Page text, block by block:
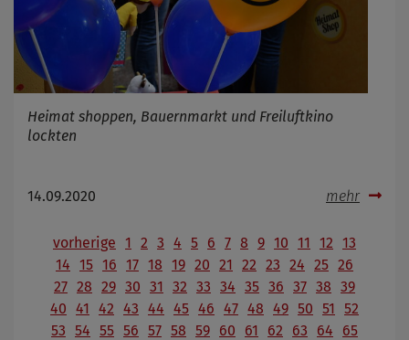
Heimat shoppen, Bauernmarkt und Freiluftkino
lockten
14.09.2020 mehr
vorherige 1 2 3 4 5 6 7 8 9 10 11 12 13
14 15 16 17 18 19 20 21 22 23 24 25 26
27 28 29 30 31 32 33 34 35 36 37 38 39
40 41 42 43 44 45 46 47 48 49 50 51
52
53 54 55 56 57 58 59 60 61 62 63 64
65